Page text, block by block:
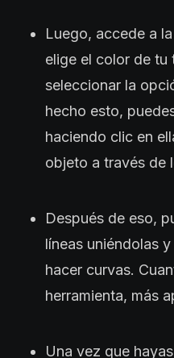
Luego, accede a
elige el color de tu
seleccionar la
hecho esto,
haciendo clic en
objeto a través de
Después de eso,
líneas uniéndolas
hacer curvas.
herramienta, más
Una vez que